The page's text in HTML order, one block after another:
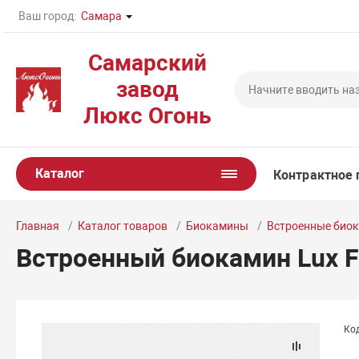
Ваш город: Самара
Самарский
завод
Люкс Огонь
Каталог Контрактное
Главная Каталог товаров Биокамины Встроенные
Встроенный биокамин Lux